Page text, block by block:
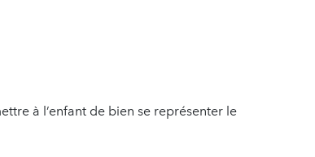
à l’enfant de bien se représenter le